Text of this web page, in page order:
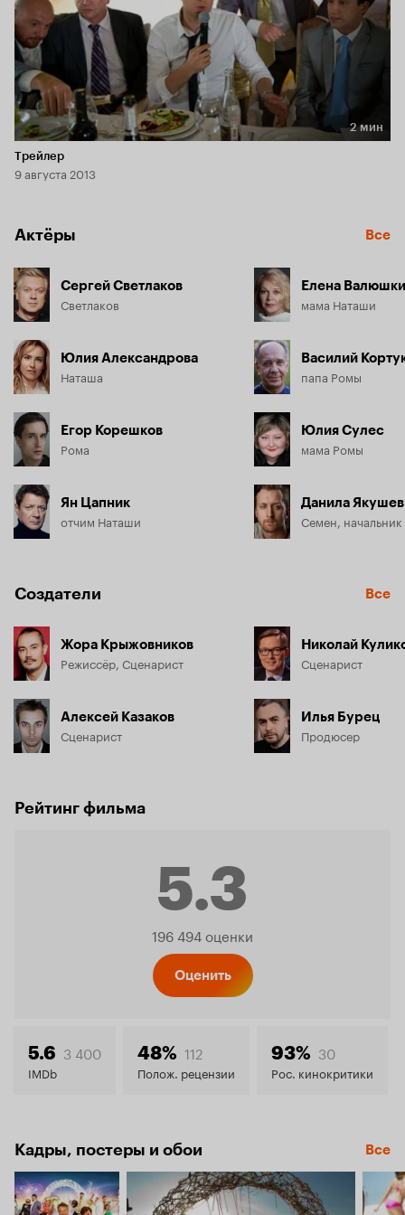
Длительность 2 мин
2 мин
Трейлер
9 августа 2013
Актёры Все
Сергей Светлаков
Светлаков
Юлия Александрова
Наташа
Егор Корешков
Рома
Ян Цапник
отчим Наташи
Елена
мама Наташи
Василий
папа Ромы
Юлия Сулес
мама Ромы
Данила Якушев
Семен,
Создатели Все
Жора Крыжовников
Режиссёр, Сценарист
Алексей Казаков
Сценарист
Николай
Сценарист
Илья Бурец
Продюсер
Рейтинг фильма
5.3
Рейтинг
5.3
196 494 оценки
Оценить
5.6 3 400
IMDb
48% 112
Полож. рецензии
93% 30
Рос. кинокритики
Кадры, постеры и обои Все